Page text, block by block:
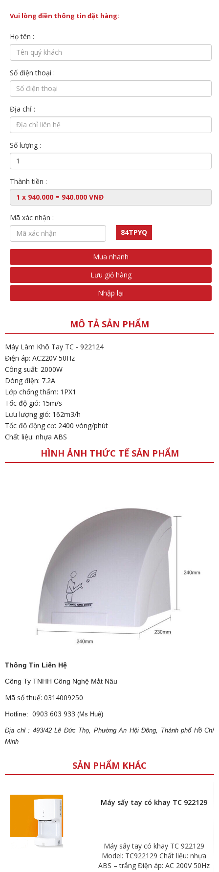
Vui lòng điền thông tin đặt hàng:
Họ tên :
Số điện thoại :
Địa chỉ :
Số lượng :
Thành tiền :
Mã xác nhận :
84TPYQ
Mua nhanh
Lưu giỏ hàng
Nhập lại
MÔ TẢ SẢN PHẨM
Máy Làm Khô Tay TC - 922124
Điện áp: AC220V 50Hz
Công suất: 2000W
Dòng điện: 7.2A
Lớp chống thấm: 1PX1
Tốc độ gió: 15m/s
Lưu lượng gió: 162m3/h
Tốc độ động cơ: 2400 vòng/phút
Chất liệu: nhựa ABS
HÌNH ẢNH THỨC TẾ SẢN PHẨM
Thông Tin Liên Hệ
Công Ty TNHH Công Nghệ Mắt Nâu
Mã số thuế: 0314009250
Hotline: 0903 603 933 (Ms Huệ)
Địa chỉ : 493/42 Lê Đức Thọ, Phường An Hội Đông, Thành phố Hồ Chí
Minh
SẢN PHẨM KHÁC
Máy sấy tay có khay TC 922129
Máy sấy tay có khay TC 922129
Model: TC922129 Chất liệu: nhựa
ABS – trắng Điện áp: AC 200V 50Hz